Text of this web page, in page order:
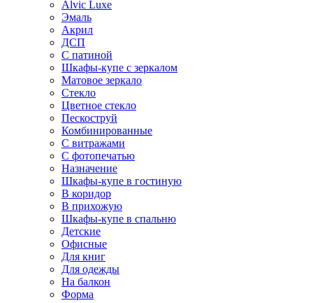
Alvic Luxe
Эмаль
Акрил
ДСП
С патиной
Шкафы-купе с зеркалом
Матовое зеркало
Стекло
Цветное стекло
Пескоструй
Комбинированные
С витражами
С фотопечатью
Назначение
Шкафы-купе в гостиную
В коридор
В прихожую
Шкафы-купе в спальню
Детские
Офисные
Для книг
Для одежды
На балкон
Форма